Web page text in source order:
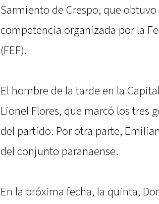
Sarmiento de Crespo, que
competencia organizada por la
(FEF).
El hombre de la tarde en la
Lionel Flores, que marcó los tres
del partido. Por otra parte,
del conjunto paranaense.
En la próxima fecha, la quinta,